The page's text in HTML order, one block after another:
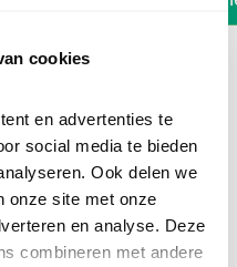
cookies
en advertenties te
social media te bieden
Ook delen we
onze site met onze
en analyse. Deze
combineren met andere